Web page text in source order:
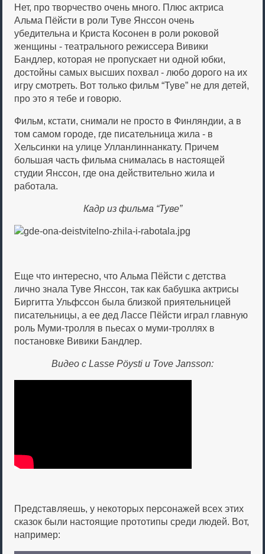
Нет, про творчество очень много. Плюс актриса
Альма Пёйсти в роли Туве Янссон очень
убедительна и Криста Косонен в роли роковой
женщины - театрального режиссера Вивики
Бандлер, которая не пропускает ни одной юбки,
достойны самых высших похвал - любо дорого на их
игру смотреть. Вот только фильм “Туве” не для детей,
про это я тебе и говорю.
Фильм, кстати, снимали не просто в Финляндии, а в
том самом городе, где писательница жила - в
Хельсинки на улице Улланлиннанкату. Причем
большая часть фильма снималась в настоящей
студии Янссон, где она действительно жила и
работала.
Кадр из фильма “Туве”
Еще что интересно, что Альма Пёйсти с детства
лично знала Туве Янссон, так как бабушка актрисы
Биргитта Ульфссон была близкой приятельницей
писательницы, а ее дед Лассе Пёйсти играл главную
роль Муми-тролля в пьесах о муми-троллях в
постановке Вивики Бандлер.
Видео с Lasse Pöysti и Tove Jansson:
Представляешь, у некоторых персонажей всех этих
сказок были настоящие прототипы среди людей. Вот,
например: